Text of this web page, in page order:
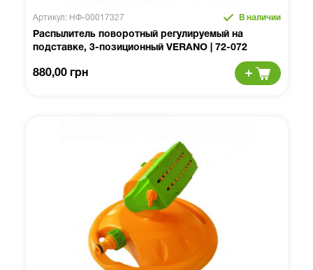
Артикул: НФ-00017327 В наличии
Распылитель поворотный регулируемый на
подставке, 3-позиционный VERANO | 72-072
880,00 грн